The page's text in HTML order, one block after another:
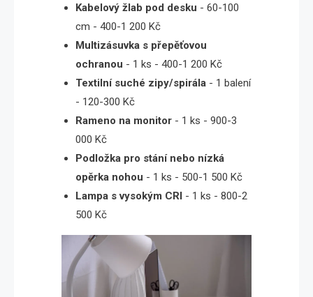
Kabelový žlab pod desku - 60-100
cm - 400-1 200 Kč
Multizásuvka s přepěťovou
ochranou - 1 ks - 400-1 200 Kč
Textilní suché zipy/spirála - 1 balení
- 120-300 Kč
Rameno na monitor - 1 ks - 900-3
000 Kč
Podložka pro stání nebo nízká
opěrka nohou - 1 ks - 500-1 500 Kč
Lampa s vysokým CRI - 1 ks - 800-2
500 Kč